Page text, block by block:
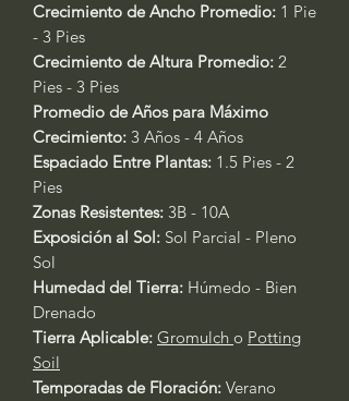
Crecimiento de Ancho Promedio: 1 Pie
- 3 Pies
Crecimiento de Altura Promedio: 2
Pies - 3 Pies
Promedio de Años para Máximo
Crecimiento: 3 Años - 4 Años
Espaciado Entre Plantas: 1.5 Pies - 2
Pies
Zonas Resistentes: 3B - 10A
Exposición al Sol: Sol Parcial - Pleno
Sol
Humedad del Tierra: Húmedo - Bien
Drenado
Tierra Aplicable: Gromulch o Potting
Soil
Temporadas de Floración: Verano